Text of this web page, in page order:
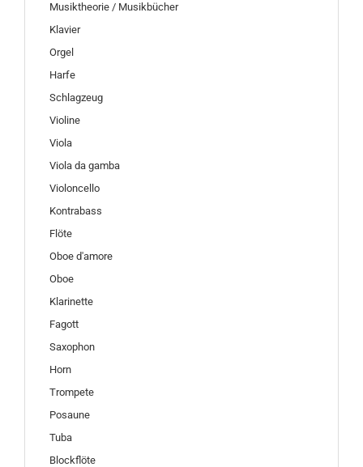
Musiktheorie / Musikbücher
Klavier
Orgel
Harfe
Schlagzeug
Violine
Viola
Viola da gamba
Violoncello
Kontrabass
Flöte
Oboe d'amore
Oboe
Klarinette
Fagott
Saxophon
Horn
Trompete
Posaune
Tuba
Blockflöte